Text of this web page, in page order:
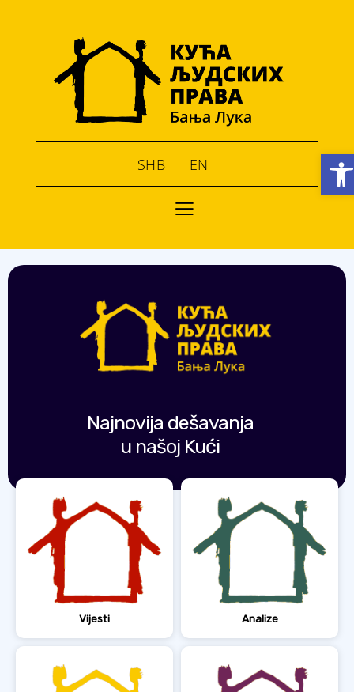
Open toolbar
SHB EN
Najnovija dešavanja
u našoj Kući
Vijesti Analize